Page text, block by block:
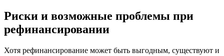
Риски и возможные проблемы при
рефинансировании
Хотя рефинансирование может быть выгодным, существуют и